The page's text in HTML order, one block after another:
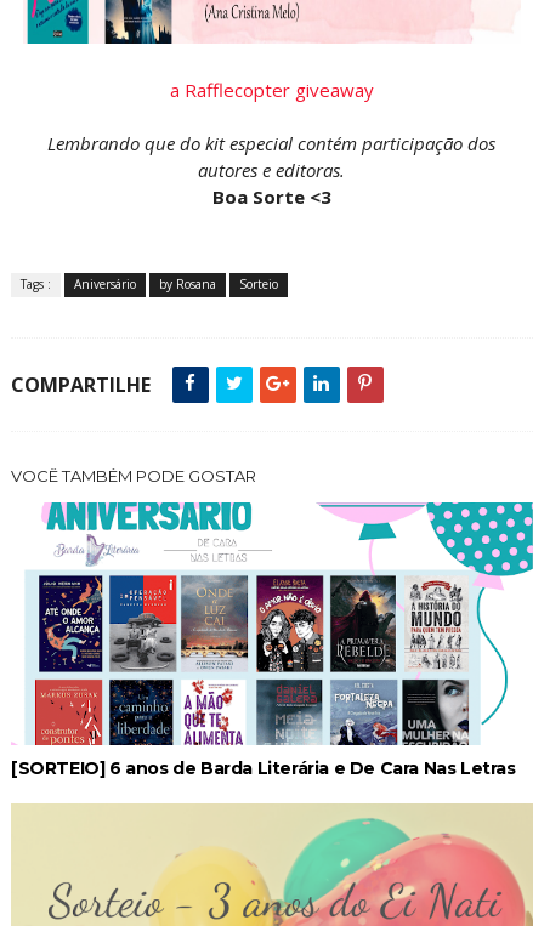
a Rafflecopter giveaway
Lembrando que do kit especial contém participação dos
autores e editoras.
Boa Sorte <3
Tags : Aniversário by Rosana Sorteio
COMPARTILHE
VOCÊ TAMBÉM PODE GOSTAR
[SORTEIO] 6 anos de Barda Literária e De Cara Nas Letras